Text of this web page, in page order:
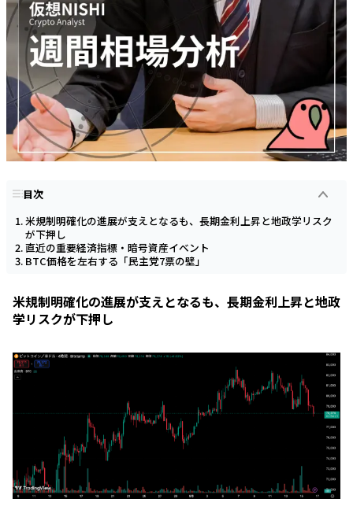
目次
米規制明確化の進展が支えとなるも、長期金利上昇と地政学リスク
が下押し
直近の重要経済指標・暗号資産イベント
BTC価格を左右する「民主党7票の壁」
米規制明確化の進展が支えとなるも、長期金利上昇と地政
学リスクが下押し